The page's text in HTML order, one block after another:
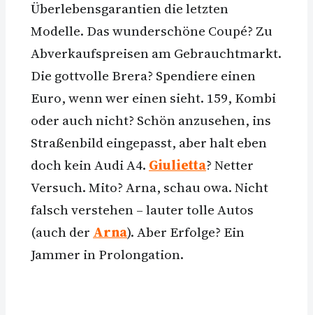
Überlebensgarantien die letzten
Modelle. Das wunderschöne Coupé? Zu
Abverkaufspreisen am Gebrauchtmarkt.
Die gottvolle Brera? Spendiere einen
Euro, wenn wer einen sieht. 159, Kombi
oder auch nicht? Schön anzusehen, ins
Straßenbild eingepasst, aber halt eben
doch kein Audi A4. Giulietta? Netter
Versuch. Mito? Arna, schau owa. Nicht
falsch verstehen – lauter tolle Autos
(auch der Arna). Aber Erfolge? Ein
Jammer in Prolongation.